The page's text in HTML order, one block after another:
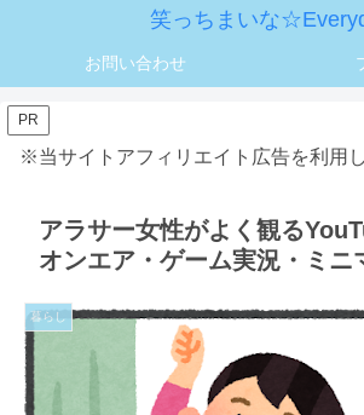
笑っちまいな
お問い合わせ
PR
※当サイトアフィリエイト広告を利用
アラサー女性がよく観る
オンエア・ゲーム実況・ミニ
暮らし